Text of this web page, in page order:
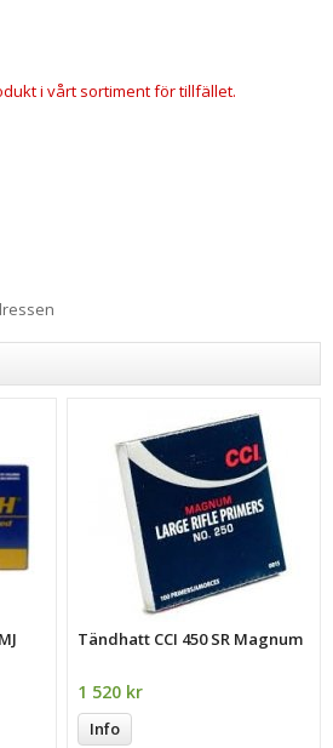
i vårt sortiment för tillfället.
Tändhatt CCI 450 SR Magnum
1 520 kr
Info